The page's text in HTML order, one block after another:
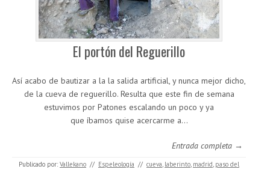
El portón del Reguerillo
Así acabo de bautizar a la la salida artificial, y nunca mejor dicho,
de la cueva de reguerillo. Resulta que este fin de semana
estuvimos por Patones escalando un poco y ya
que íbamos quise acercarme a…
Entrada completa →
Publicado por: Vallekano // Espeleología // cueva, laberinto, madrid, paso del